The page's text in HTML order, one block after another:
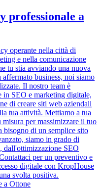
professionale a
operante nella città di
e nella comunicazione
tu stia avviando una nuova
business, noi siamo
Il nostro team è
in SEO e marketing digitale,
di creare siti web aziendali
tua attività. Mettiamo a tua
misura per massimizzare il tuo
bisogno di un semplice sito
siamo in grado di
dall'ottimizzazione SEO
per un preventivo e
digitale con KropHouse
svolta positiva.
a Ottone